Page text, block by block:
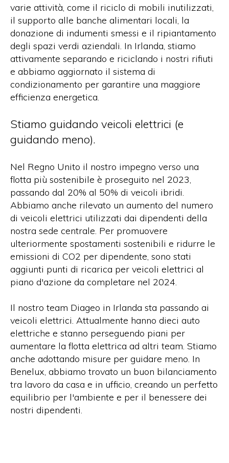
varie attività, come il riciclo di mobili inutilizzati,
il supporto alle banche alimentari locali, la
donazione di indumenti smessi e il ripiantamento
degli spazi verdi aziendali. In Irlanda, stiamo
attivamente separando e riciclando i nostri rifiuti
e abbiamo aggiornato il sistema di
condizionamento per garantire una maggiore
efficienza energetica.
Stiamo guidando veicoli elettrici (e
guidando meno).
Nel Regno Unito il nostro impegno verso una
flotta più sostenibile è proseguito nel 2023,
passando dal 20% al 50% di veicoli ibridi.
Abbiamo anche rilevato un aumento del numero
di veicoli elettrici utilizzati dai dipendenti della
nostra sede centrale. Per promuovere
ulteriormente spostamenti sostenibili e ridurre le
emissioni di CO2 per dipendente, sono stati
aggiunti punti di ricarica per veicoli elettrici al
piano d'azione da completare nel 2024.
Il nostro team Diageo in Irlanda sta passando ai
veicoli elettrici. Attualmente hanno dieci auto
elettriche e stanno perseguendo piani per
aumentare la flotta elettrica ad altri team. Stiamo
anche adottando misure per guidare meno. In
Benelux, abbiamo trovato un buon bilanciamento
tra lavoro da casa e in ufficio, creando un perfetto
equilibrio per l'ambiente e per il benessere dei
nostri dipendenti.